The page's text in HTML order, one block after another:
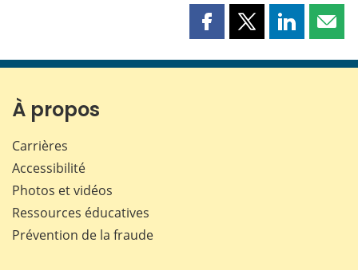
Partager
page
Partager
page
Partager
page page
À propos
Carrières
Accessibilité
Photos et vidéos
Ressources éducatives
Prévention de la fraude